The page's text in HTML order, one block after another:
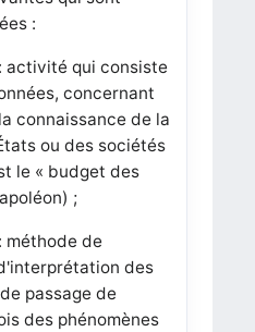
:
activité qui consiste
concernant
connaissance de la
ou des sociétés
le « budget des
;
méthode de
des
passage de
des phénomènes